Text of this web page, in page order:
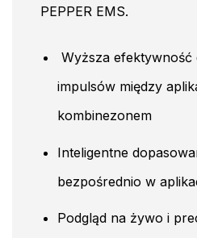
PEPPER EMS.
Wyższa efektywność
impulsów między
kombinezonem
Inteligentne
bezpośrednio w
Podgląd na żywo i